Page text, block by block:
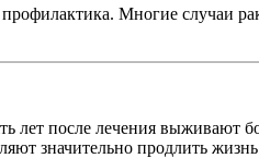
Многие случаи
лет после лечения выживают
значительно продлить жизнь